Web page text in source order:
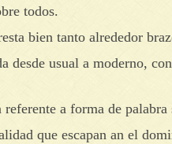
todos.
bien tanto alrededor
usual a moderno,
a forma de palabra
que escapan an el